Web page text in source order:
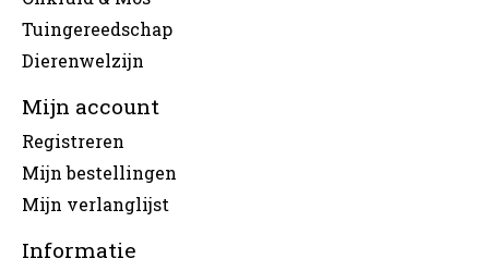
Tuingereedschap
Dierenwelzijn
Mijn account
Registreren
Mijn bestellingen
Mijn verlanglijst
Informatie